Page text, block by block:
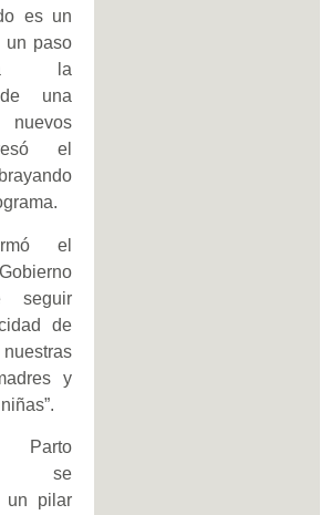
es un
un paso
la
de una
el
el
seguir
de
y
se
un pilar